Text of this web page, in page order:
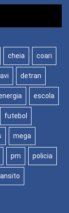
cheia coari
detran
escola
futebol
mega
pm policia